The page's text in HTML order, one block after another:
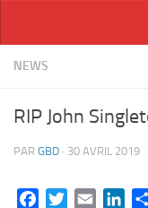
NEWS
RIP John
PAR GBD · 30 AVRIL 2019
FacebookTwitterEmail